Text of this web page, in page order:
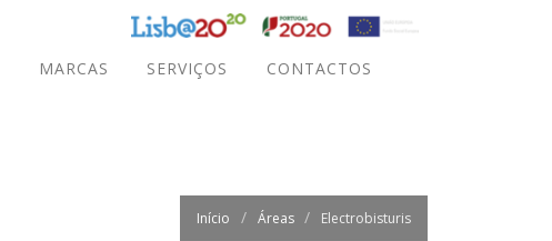
MARCAS SERVIÇOS CONTACTOS
Início Áreas Electrobisturis